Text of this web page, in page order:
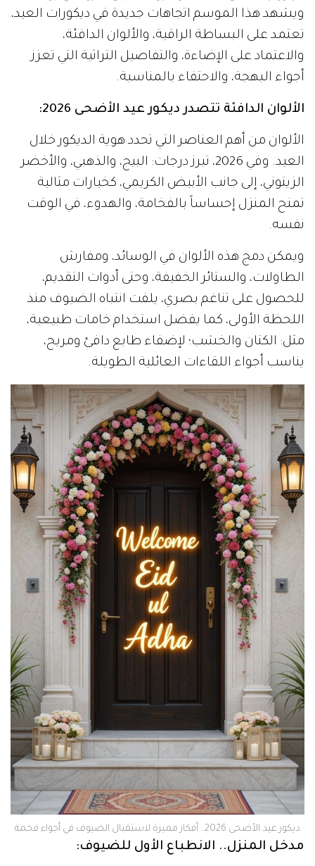
ويشهد هذا الموسم اتجاهات جديدة في ديكورات العيد،
تعتمد على البساطة الراقية، والألوان الدافئة،
والاعتماد على الإضاءة، والتفاصيل التراثية التي تعزز
أجواء البهجة، والاحتفاء بالمناسبة.
الألوان الدافئة تتصدر ديكور عيد الأضحى 2026:
الألوان من أهم العناصر التي تحدد هوية الديكور خلال
العيد. وفي 2026، تبرز درجات: البيج، والذهبي، والأخضر
الزيتوني، إلى جانب الأبيض الكريمي، كخيارات مثالية
تمنح المنزل إحساساً بالفخامة، والهدوء، في الوقت
نفسه.
ويمكن دمج هذه الألوان في الوسائد، ومفارش
الطاولات، والستائر الخفيفة، وحتى أدوات التقديم،
للحصول على تناغم بصري، يلفت انتباه الضيوف منذ
اللحظة الأولى، كما يفضل استخدام خامات طبيعية،
مثل: الكتان والخشب؛ لإضفاء طابع دافئ ومريح،
يناسب أجواء اللقاءات العائلية الطويلة.
ديكور عيد الأضحى 2026.. أفكار مميزة لاستقبال الضيوف في أجواء فخمة
مدخل المنزل.. الانطباع الأول للضيوف: